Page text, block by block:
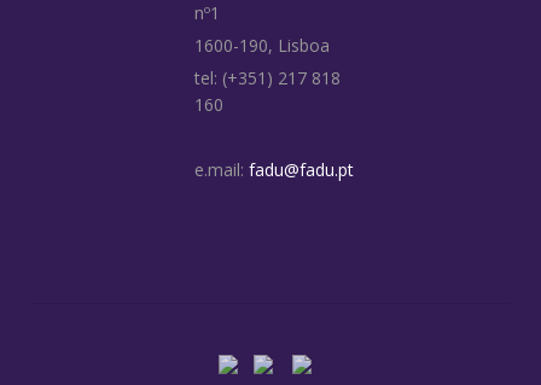
nº1
1600-190, Lisboa
tel: (+351) 217 818
160
e.mail: fadu@fadu.pt